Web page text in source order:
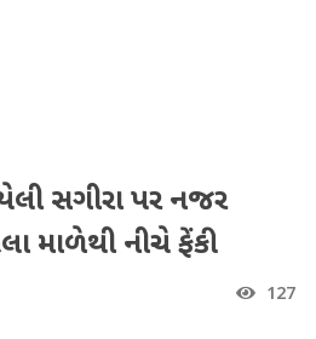
સગીરા પર નજર
માળેથી નીચે ફેંકી
127